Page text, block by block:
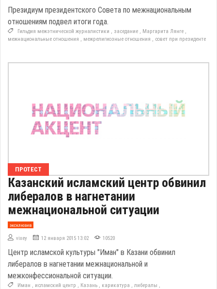
Президиум президентского Совета по межнациональным
отношениям подвел итоги года.
Гильдия межэтнической журналистики , заседание , Маргарита Лянге ,
межнациональные отношения , межрелигиозные отношения , совет при президенте
ПРОТЕСТ
Казанский исламский центр обвинил
либералов в нагнетании
межнациональной ситуации
эксклюзив
vixey 12 января 2015 13:02 10520
Центр исламской культуры "Иман" в Казани обвинил
либералов в нагнетании межнациональной и
межконфессиональной ситуации.
Иман , исламский центр , Казань , карикатура , либералы ,